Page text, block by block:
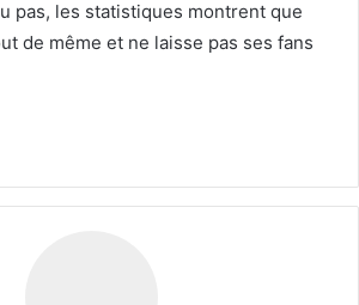
pas, les statistiques montrent que
de même et ne laisse pas ses fans